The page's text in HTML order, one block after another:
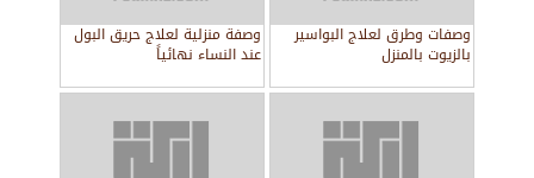
وصفات وطرق لعلاج البواسير
بالزيوت بالمنزل
وصفة منزلية لعلاج حريق البول
عند النساء نهائياً